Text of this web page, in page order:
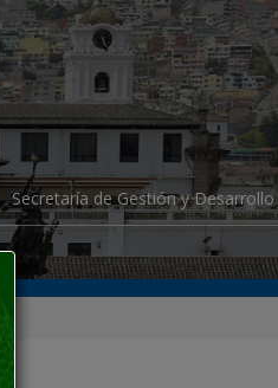
Secretaría de Gestión y